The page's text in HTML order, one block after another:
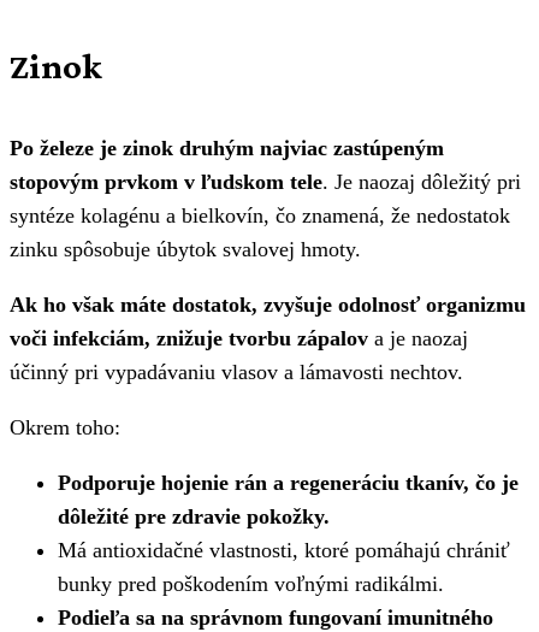
Zinok
Po železe je zinok druhým najviac zastúpeným
stopovým prvkom v ľudskom tele. Je naozaj dôležitý pri
syntéze kolagénu a bielkovín, čo znamená, že nedostatok
zinku spôsobuje úbytok svalovej hmoty.
Ak ho však máte dostatok, zvyšuje odolnosť organizmu
voči infekciám, znižuje tvorbu zápalov a je naozaj
účinný pri vypadávaniu vlasov a lámavosti nechtov.
Okrem toho:
Podporuje hojenie rán a regeneráciu tkanív, čo je
dôležité pre zdravie pokožky.
Má antioxidačné vlastnosti, ktoré pomáhajú chrániť
bunky pred poškodením voľnými radikálmi.
Podieľa sa na správnom fungovaní imunitného